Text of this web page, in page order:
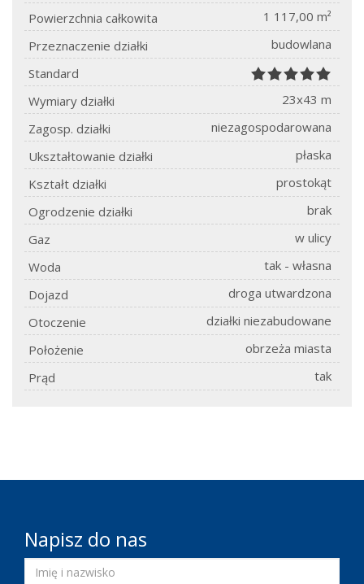
Powierzchnia całkowita
1 117,00 m²
Przeznaczenie działki
budowlana
Standard
Wymiary działki
23x43 m
Zagosp. działki
niezagospodarowana
Ukształtowanie działki
płaska
Kształt działki
prostokąt
Ogrodzenie działki
brak
Gaz
w ulicy
Woda
tak - własna
Dojazd
droga utwardzona
Otoczenie
działki niezabudowane
Położenie
obrzeża miasta
Prąd
tak
Napisz do nas